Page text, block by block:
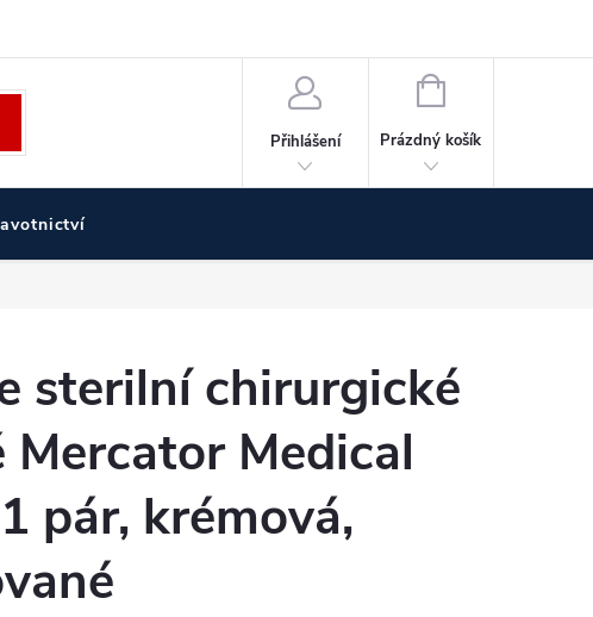
Přihlášení
NÁKUPNÍ
Prázdný košík
sterilní chirurgické
Mercator Medical
pár, krémová,